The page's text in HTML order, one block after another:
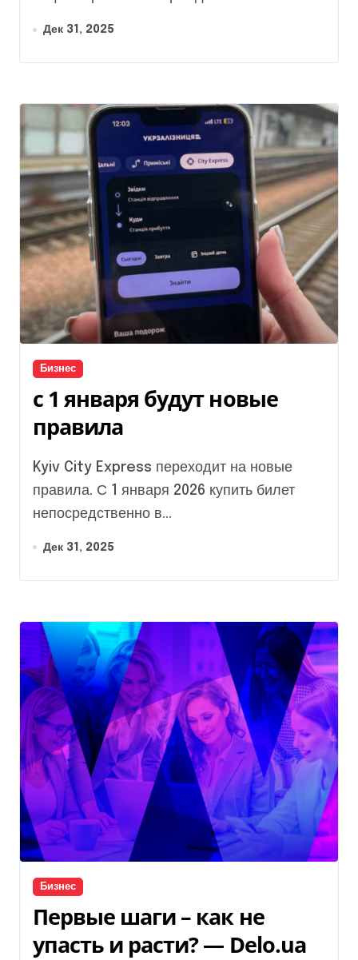
Дек 31, 2025
Бизнес
с 1 января будут новые
правила
Kyiv City Express переходит на новые
правила. С 1 января 2026 купить билет
непосредственно в...
Дек 31, 2025
Бизнес
Первые шаги – как не
упасть и расти? — Delo.ua